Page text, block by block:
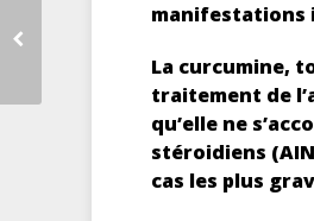
manifestations
La curcumine,
traitement de
qu’elle ne
stéroidiens
cas les plus